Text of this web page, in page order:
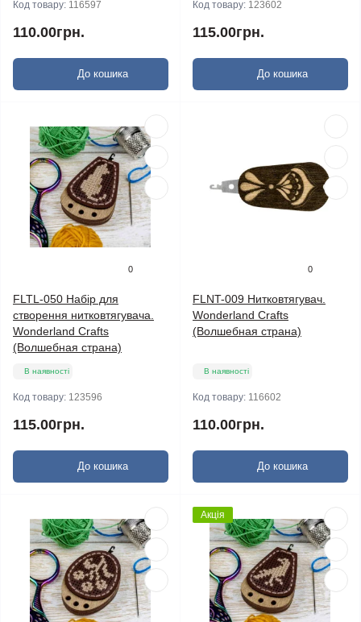
Код товару: 116597
110.00грн.
До кошика
Код товару: 123602
115.00грн.
До кошика
0
FLTL-050 Набір для
створення нитковтягувача.
Wonderland Crafts
(Волшебная страна)
В наявності
Код товару: 123596
115.00грн.
До кошика
0
FLNT-009 Нитковтягувач.
Wonderland Crafts
(Волшебная страна)
В наявності
Код товару: 116602
110.00грн.
До кошика
Акція